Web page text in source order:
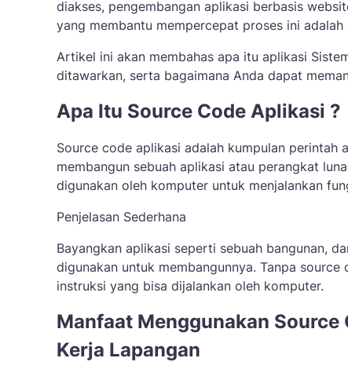
diakses, pengembangan aplikasi berbasis
yang membantu mempercepat proses ini
Artikel ini akan membahas apa itu aplikasi
ditawarkan, serta bagaimana Anda dapat
Apa Itu Source Code Aplikasi ?
Source code aplikasi adalah kumpulan
membangun sebuah aplikasi atau perangkat
digunakan oleh komputer untuk menjalankan
Penjelasan Sederhana
Bayangkan aplikasi seperti sebuah bangunan,
digunakan untuk membangunnya. Tanpa
instruksi yang bisa dijalankan oleh komputer.
Manfaat Menggunakan
Kerja Lapangan